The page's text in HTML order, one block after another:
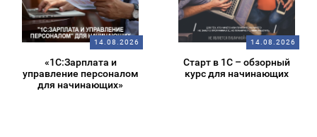
14.08.2026
«1С:Зарплата и
управление персоналом
для начинающих»
14.08.2026
Старт в 1С – обзорный
курс для начинающих